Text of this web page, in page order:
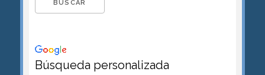
Búsqueda personalizada